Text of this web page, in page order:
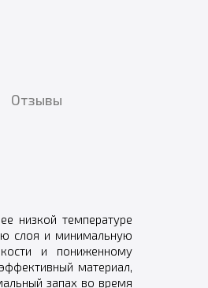
Отзывы
низкой температуре
слоя и минимальную
и пониженному
материал,
запах во время